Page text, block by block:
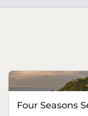
Four Seasons